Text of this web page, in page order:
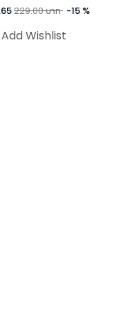
229.00บาท -15 %
Add Wishlist